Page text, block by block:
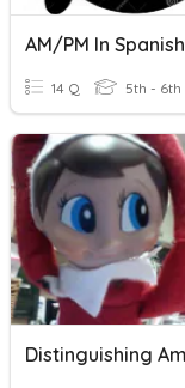
AM/PM In Spanish
14 Q 5th - 6th